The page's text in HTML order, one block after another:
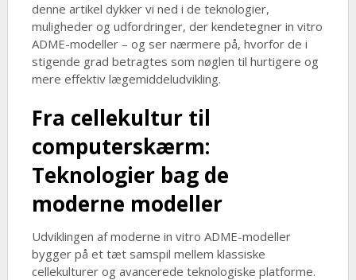
denne artikel dykker vi ned i de teknologier,
muligheder og udfordringer, der kendetegner in vitro
ADME-modeller – og ser nærmere på, hvorfor de i
stigende grad betragtes som nøglen til hurtigere og
mere effektiv lægemiddeludvikling.
Fra cellekultur til
computerskærm:
Teknologier bag de
moderne modeller
Udviklingen af moderne in vitro ADME-modeller
bygger på et tæt samspil mellem klassiske
cellekulturer og avancerede teknologiske platforme.